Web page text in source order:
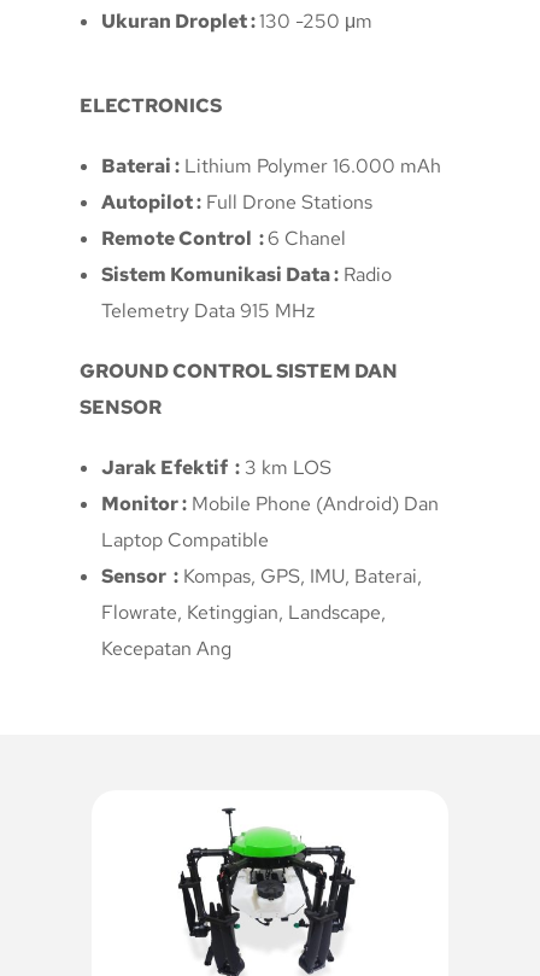
Ukuran Droplet :130 -250 μm
ELECTRONICS
Baterai : Lithium Polymer 16.000 mAh
Autopilot : Full Drone Stations
Remote Control :6 Chanel
Sistem Komunikasi Data : Radio
Telemetry Data 915 MHz
GROUND CONTROL SISTEM DAN
SENSOR
Jarak Efektif : 3 km LOS
Monitor : Mobile Phone (Android) Dan
Laptop Compatible
Sensor : Kompas, GPS, IMU, Baterai,
Flowrate, Ketinggian, Landscape,
Kecepatan Ang